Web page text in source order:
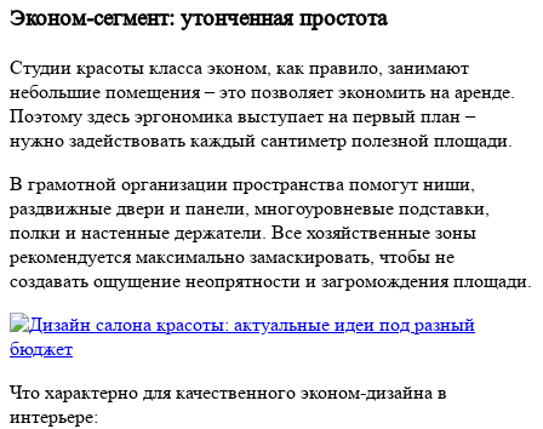
Эконом-сегмент: утонченная простота
Студии красоты класса эконом, как правило, занимают
небольшие помещения – это позволяет экономить на аренде.
Поэтому здесь эргономика выступает на первый план –
нужно задействовать каждый сантиметр полезной площади.
В грамотной организации пространства помогут ниши,
раздвижные двери и панели, многоуровневые подставки,
полки и настенные держатели. Все хозяйственные зоны
рекомендуется максимально замаскировать, чтобы не
создавать ощущение неопрятности и загромождения площади.
Что характерно для качественного эконом-дизайна в
интерьере: